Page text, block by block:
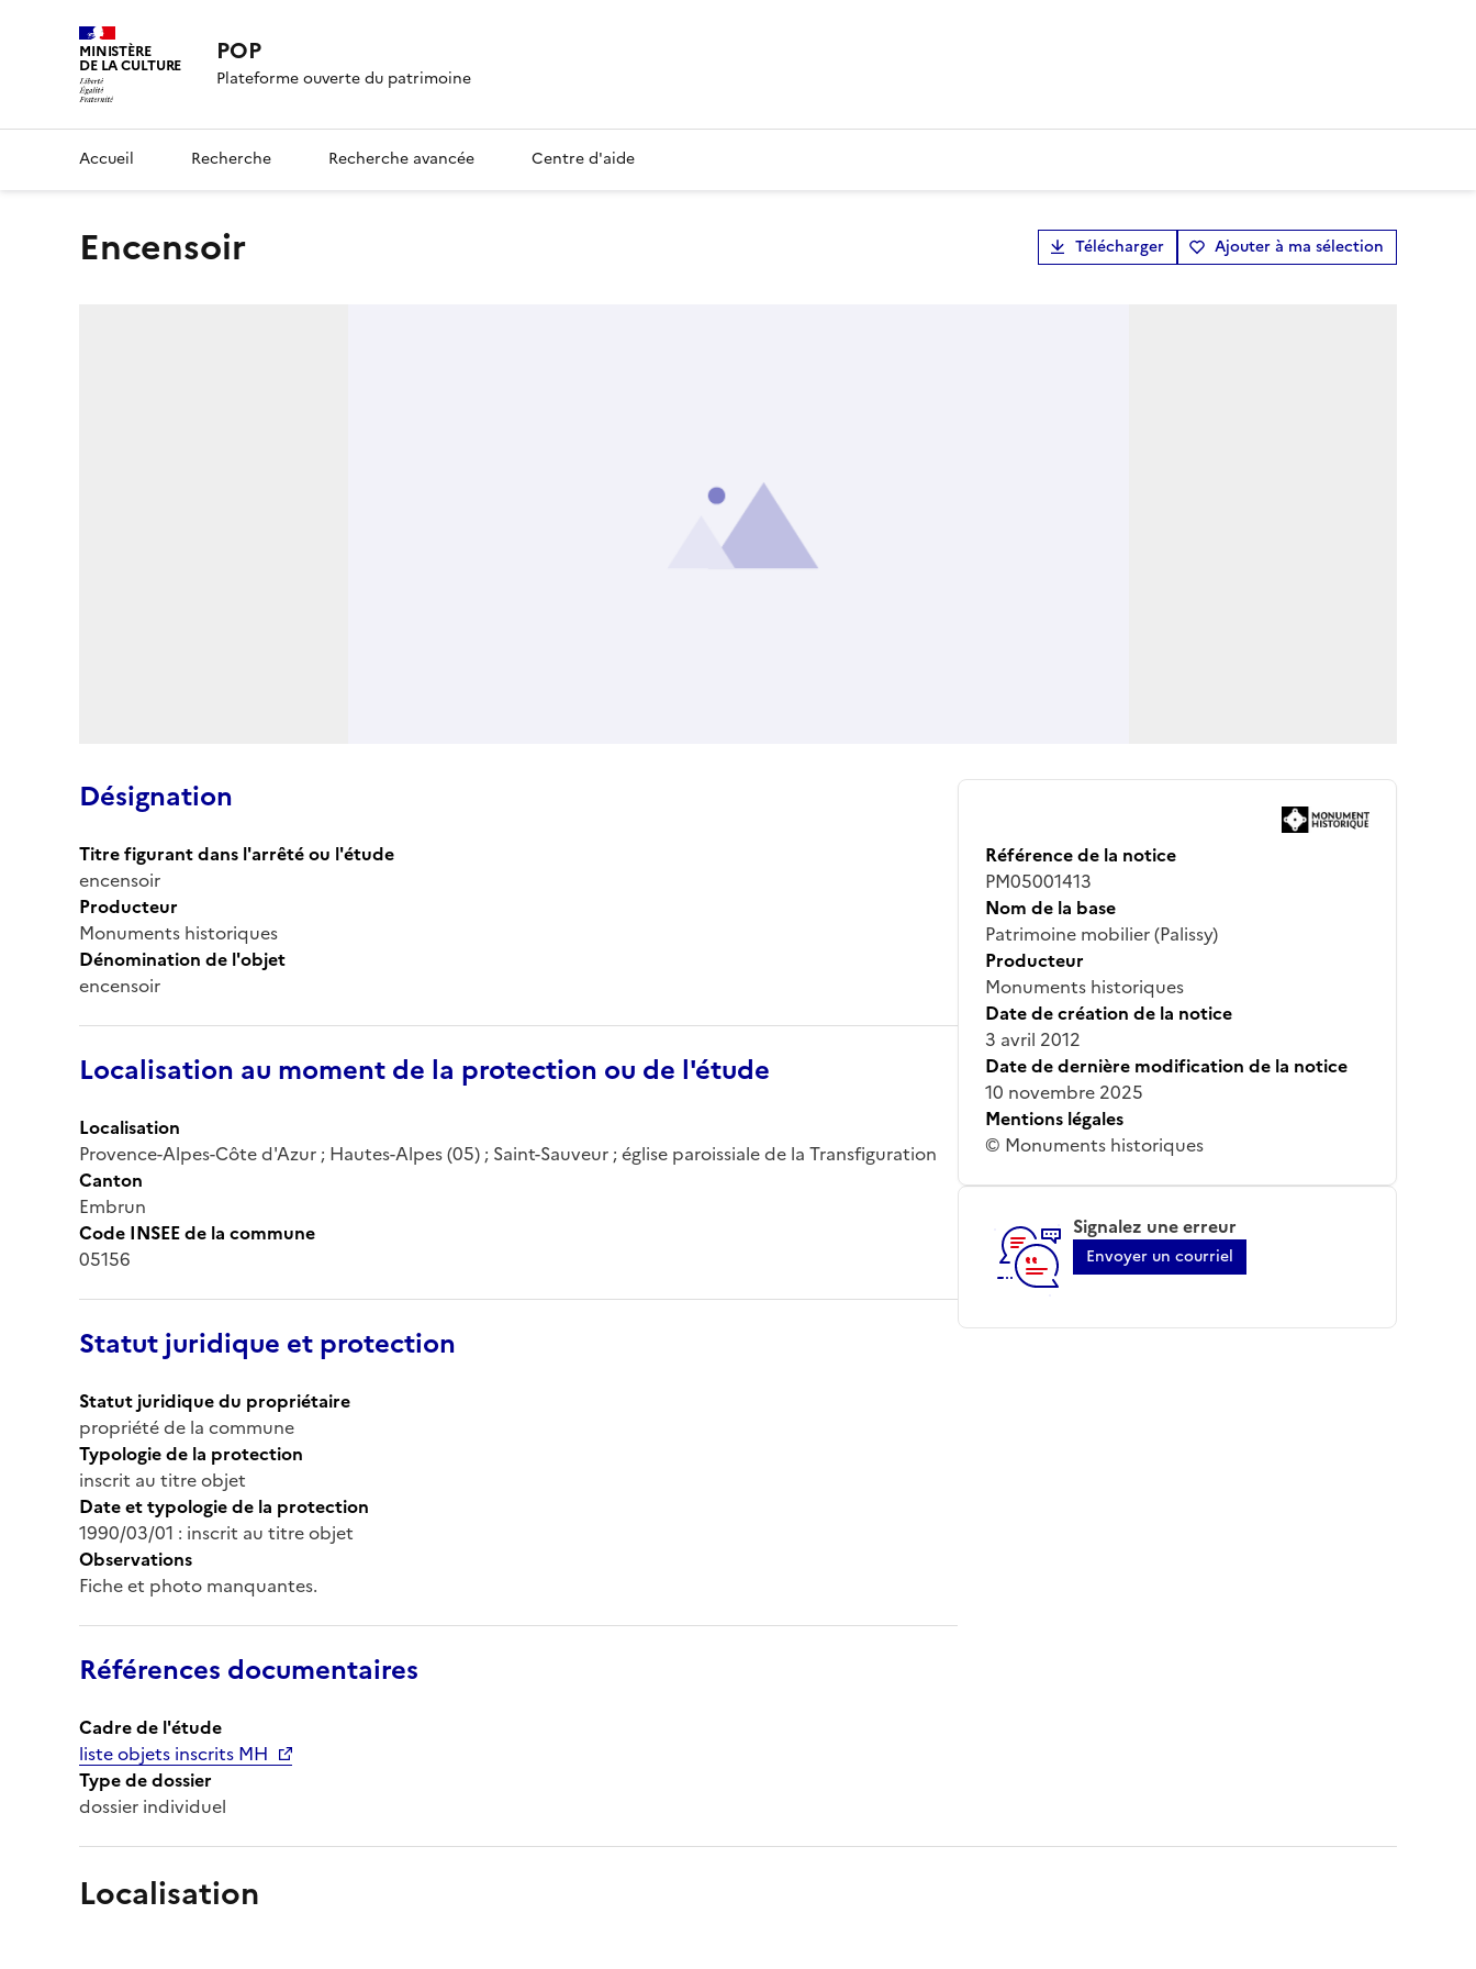
MINISTÈRE
DE LA CULTURE POP
Plateforme ouverte du patrimoine
Accueil Recherche Recherche avancée Centre d'aide
encensoir Télécharger Ajouter à ma sélection
Désignation
Titre figurant dans l'arrêté ou l'étude
encensoir
Producteur
Monuments historiques
Dénomination de l'objet
encensoir
Localisation au moment de la protection ou de l'étude
Localisation
Provence-Alpes-Côte d'Azur ; Hautes-Alpes (05) ; Saint-Sauveur ; église paroissiale de la Transfiguration
Canton
Embrun
Code INSEE de la commune
05156
Statut juridique et protection
Statut juridique du propriétaire
propriété de la commune
Typologie de la protection
inscrit au titre objet
Date et typologie de la protection
1990/03/01 : inscrit au titre objet
Observations
Fiche et photo manquantes.
Références documentaires
Cadre de l'étude
liste objets inscrits MH
Type de dossier
dossier individuel
Référence de la notice
PM05001413
Nom de la base
Patrimoine mobilier (Palissy)
Producteur
Monuments historiques
Date de création de la notice
3 avril 2012
Date de dernière modification de la notice
10 novembre 2025
Mentions légales
© Monuments historiques
Signalez une erreur
Envoyer un courriel
Localisation